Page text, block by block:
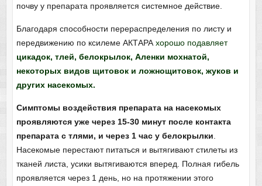
почву у препарата проявляется системное действие.
Благодаря способности перераспределения по листу и
передвижению по ксилеме АКТАРА хорошо подавляет
цикадок, тлей, белокрылок, Аленки мохнатой,
некоторых видов щитовок и ложнощитовок, жуков и
других насекомых.
Симптомы воздействия препарата на насекомых
проявляются уже через 15-30 минут после контакта
препарата с тлями, и через 1 час у белокрылки
Насекомые перестают питаться и вытягивают стилеты из
тканей листа, усики вытягиваются вперед. Полная гибель
проявляется через 1 день, но на протяжении этого